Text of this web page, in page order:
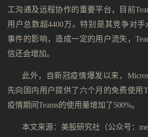
工沟通及远程协作的重要平台，目前
用户总数超4400万。特别是其竞争对手
事件的影响，造成一定的用户流失，
信还会增加。
此外，自新冠疫情爆发以来，
先向国内用户提供了六个月的免费使用
疫情期间Teams的使用量增加了500%。
本文来源：美股研究社（公众号：